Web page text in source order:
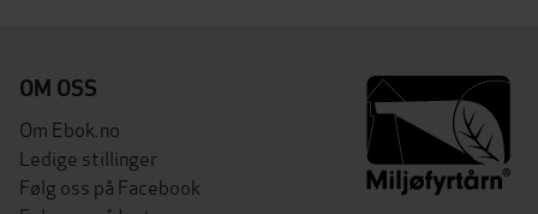
OM OSS
Om Ebok.no
Ledige stillinger
Følg oss på Facebook